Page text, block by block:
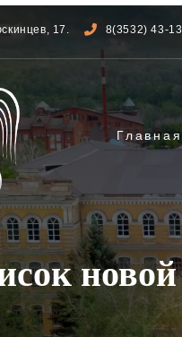
17. 8(3532) 43-
Главная
новой